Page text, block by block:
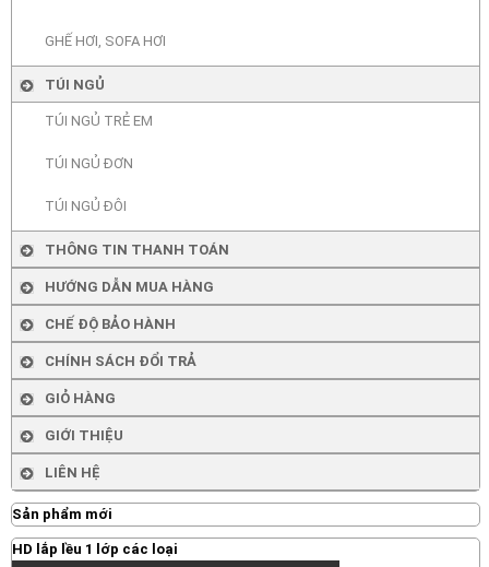
GHẾ HƠI, SOFA HƠI
TÚI NGỦ
TÚI NGỦ TRẺ EM
TÚI NGỦ ĐƠN
TÚI NGỦ ĐÔI
THÔNG TIN THANH TOÁN
HƯỚNG DẪN MUA HÀNG
CHẾ ĐỘ BẢO HÀNH
CHÍNH SÁCH ĐỔI TRẢ
GIỎ HÀNG
GIỚI THIỆU
LIÊN HỆ
Sản phẩm mới
HD lắp lều 1 lớp các loại